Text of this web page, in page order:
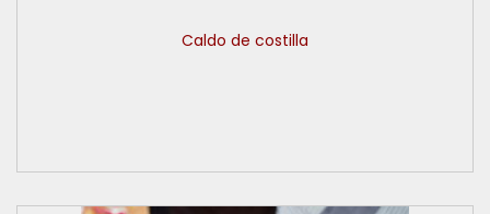
Caldo de costilla